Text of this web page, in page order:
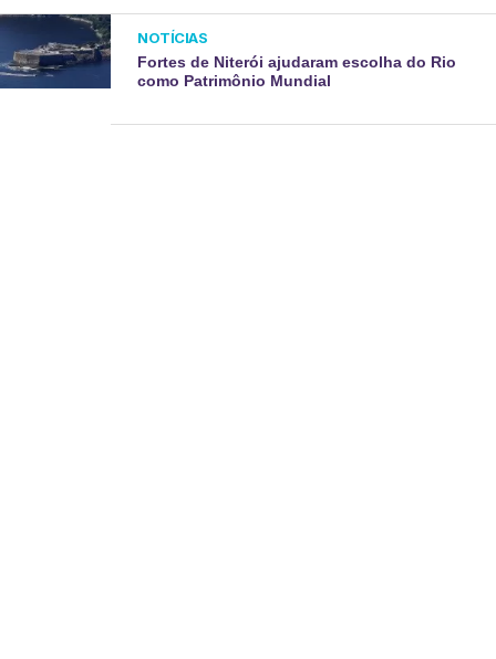
NOTÍCIAS
Fortes de Niterói ajudaram escolha do Rio
como Patrimônio Mundial